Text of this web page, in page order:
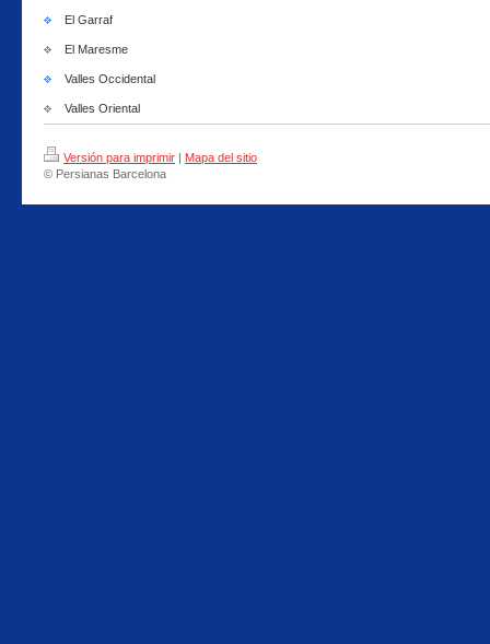
El Garraf
El Maresme
Valles Occidental
Valles Oriental
Versión para imprimir | Mapa del sitio
© Persianas Barcelona